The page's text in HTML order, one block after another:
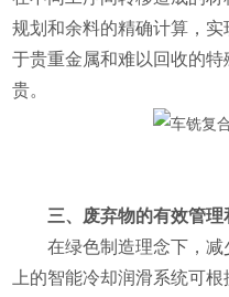
规划和余料的精确计算，
于贵重金属和难以回收的
贵。
三、废弃物的有效管理
在绿色制造理念下，减
上的智能冷却润滑系统可